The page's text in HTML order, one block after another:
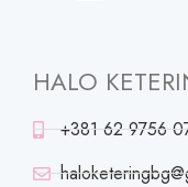
HALO
+381 62 9756